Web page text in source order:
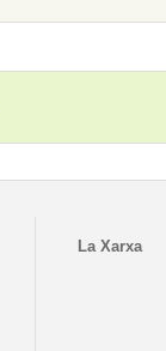
La Xarxa